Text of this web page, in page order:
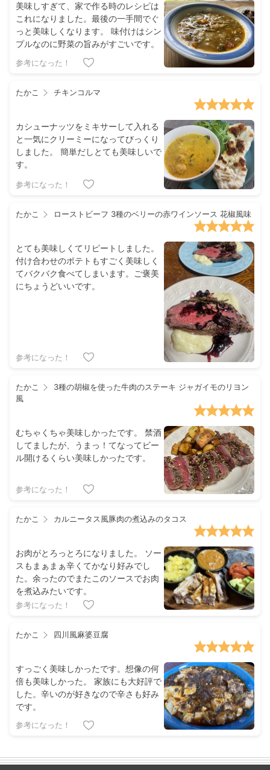
美味しすぎて、家で作る時のレシピは
これになりました。最後の一手間でぐ
っと美味しくなります。 味付けはシン
プルなのに野菜の旨みがすごいです。
参考になった！
たかこ チキンコルマ
カシューナッツをミキサーして入れる
と一気にクリーミーになってびっくり
しました。 簡単だしとても美味しいで
す。
参考になった！
たかこ ローストビーフ 3種のベリーの赤ワインソース 花椒風味
とても美味しくてリピートしました。
付け合わせのポテトもすごく美味しく
てバクバク食べてしまいます。ご褒美
にちょうどいいです。
参考になった！
たかこ
3種の胡椒を使った牛肉のステーキ ジャガイモのリヨン
風
むちゃくちゃ美味しかったです。 禁酒
してましたが、うまっ！てなってビー
ル開けるくらい美味しかったです。
参考になった！
たかこ カルニータス風豚肉の煮込みのタコス
お肉がとろっとろになりました。 ソー
スもまぁまぁ辛くてかなり好みでし
た。余ったのでまたこのソースでお肉
を煮込みたいです。
参考になった！
たかこ 四川風麻婆豆腐
すっごく美味しかったです。想像の何
倍も美味しかった。 家族にも大好評で
した。辛いのが好きなので辛さも好み
です。
参考になった！